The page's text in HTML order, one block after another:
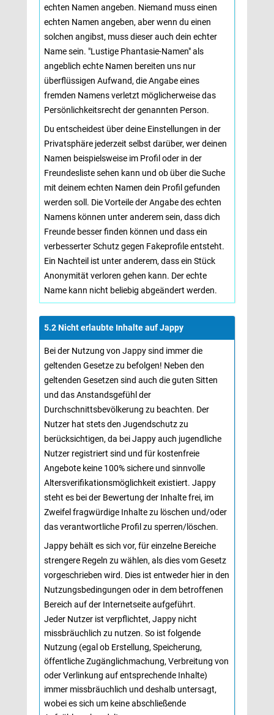
echten Namen angeben. Niemand muss einen
echten Namen angeben, aber wenn du einen
solchen angibst, muss dieser auch dein echter
Name sein. "Lustige Phantasie-Namen" als
angeblich echte Namen bereiten uns nur
überflüssigen Aufwand, die Angabe eines
fremden Namens verletzt möglicherweise das
Persönlichkeitsrecht der genannten Person.
Du entscheidest über deine Einstellungen in der
Privatsphäre jederzeit selbst darüber, wer deinen
Namen beispielsweise im Profil oder in der
Freundesliste sehen kann und ob über die Suche
mit deinem echten Namen dein Profil gefunden
werden soll. Die Vorteile der Angabe des echten
Namens können unter anderem sein, dass dich
Freunde besser finden können und dass ein
verbesserter Schutz gegen Fakeprofile entsteht.
Ein Nachteil ist unter anderem, dass ein Stück
Anonymität verloren gehen kann. Der echte
Name kann nicht beliebig abgeändert werden.
5.2 Nicht erlaubte Inhalte auf Jappy
Bei der Nutzung von Jappy sind immer die
geltenden Gesetze zu befolgen! Neben den
geltenden Gesetzen sind auch die guten Sitten
und das Anstandsgefühl der
Durchschnittsbevölkerung zu beachten. Der
Nutzer hat stets den Jugendschutz zu
berücksichtigen, da bei Jappy auch jugendliche
Nutzer registriert sind und für kostenfreie
Angebote keine 100% sichere und sinnvolle
Altersverifikationsmöglichkeit existiert. Jappy
steht es bei der Bewertung der Inhalte frei, im
Zweifel fragwürdige Inhalte zu löschen und/oder
das verantwortliche Profil zu sperren/löschen.
Jappy behält es sich vor, für einzelne Bereiche
strengere Regeln zu wählen, als dies vom Gesetz
vorgeschrieben wird. Dies ist entweder hier in den
Nutzungsbedingungen oder in dem betroffenen
Bereich auf der Internetseite aufgeführt.
Jeder Nutzer ist verpflichtet, Jappy nicht
missbräuchlich zu nutzen. So ist folgende
Nutzung (egal ob Erstellung, Speicherung,
öffentliche Zugänglichmachung, Verbreitung von
oder Verlinkung auf entsprechende Inhalte)
immer missbräuchlich und deshalb untersagt,
wobei es sich um keine abschließende